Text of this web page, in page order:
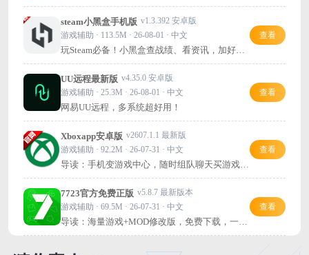
付，省心又靠谱！
steam小黑盒手机版 v1.3.392 安卓版
游戏辅助 · 113.5M · 26-08-01 · 中文
玩Steam必备！小黑盒查战绩、看资讯，加好友
超方便。
查看
UU远程最新版 v4.35.0 安卓版
游戏辅助 · 25.3M · 26-08-01 · 中文
网易UU远程，多系统超好用！
查看
Xboxapp安卓版 v2607.1.1 最新版
游戏辅助 · 92.2M · 26-07-31 · 中文
导读：手机变游戏中心，随时组队聊天买游戏，
Xbox官方应用推荐下载！
查看
7723官方免费正版 v5.8.7 最新版本
游戏辅助 · 69.5M · 26-07-31 · 中文
导读：海量游戏+MOD修改版，免费下载，一站
式玩到手软！
查看